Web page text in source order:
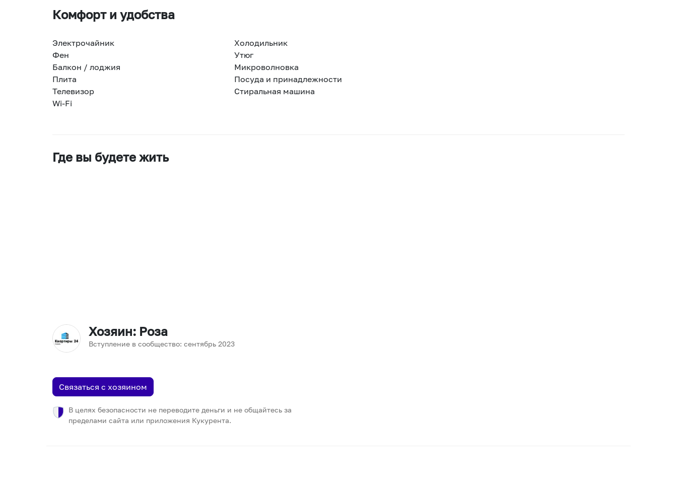
Комфорт и удобства
Электрочайник
Холодильник
Фен
Утюг
Балкон / лоджия
Микроволновка
Плита
Посуда и принадлежности
Телевизор
Стиральная машина
Wi-Fi
Где вы будете жить
Хозяин: Роза
Вступление в сообщество: сентябрь 2023
Связаться с хозяином
В целях безопасности не переводите деньги и не общайтесь за
пределами сайта или приложения Кукурента.